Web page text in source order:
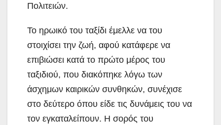
Πολιτειών.
Το ηρωικό του ταξίδι έμελλε να του
στοιχίσει την ζωή, αφού κατάφερε να
επιβιώσει κατά το πρώτο μέρος του
ταξιδιού, που διακόπηκε λόγω των
άσχημων καιρικών συνθηκών, συνέχισε
στο δεύτερο όπου είδε τις δυνάμεις του να
τον εγκαταλείπουν. Η σορός του